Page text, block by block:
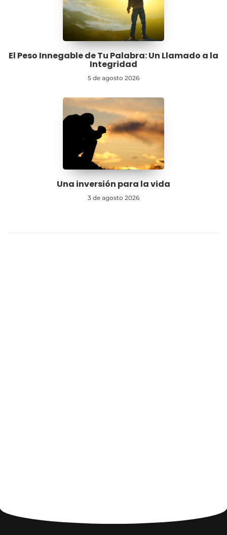
El Peso Innegable de Tu Palabra: Un Llamado a la
Integridad
5 de agosto 2026
Una inversión para la vida
3 de agosto 2026